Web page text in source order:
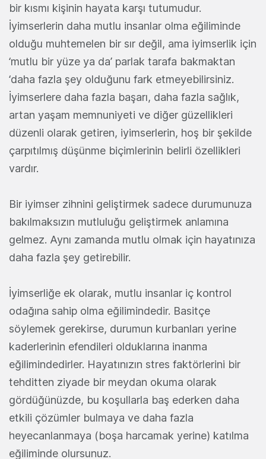
bir kısmı kişinin hayata karşı tutumudur.
İyimserlerin daha mutlu insanlar olma eğiliminde
olduğu muhtemelen bir sır değil, ama iyimserlik için
‘mutlu bir yüze ya da’ parlak tarafa bakmaktan
‘daha fazla şey olduğunu fark etmeyebilirsiniz.
İyimserlere daha fazla başarı, daha fazla sağlık,
artan yaşam memnuniyeti ve diğer güzellikleri
düzenli olarak getiren, iyimserlerin, hoş bir şekilde
çarpıtılmış düşünme biçimlerinin belirli özellikleri
vardır.
Bir iyimser zihnini geliştirmek sadece durumunuza
bakılmaksızın mutluluğu geliştirmek anlamına
gelmez. Aynı zamanda mutlu olmak için hayatınıza
daha fazla şey getirebilir.
İyimserliğe ek olarak, mutlu insanlar iç kontrol
odağına sahip olma eğilimindedir. Basitçe
söylemek gerekirse, durumun kurbanları yerine
kaderlerinin efendileri olduklarına inanma
eğilimindedirler. Hayatınızın stres faktörlerini bir
tehditten ziyade bir meydan okuma olarak
gördüğünüzde, bu koşullarla baş ederken daha
etkili çözümler bulmaya ve daha fazla
heyecanlanmaya (boşa harcamak yerine) katılma
eğiliminde olursunuz.